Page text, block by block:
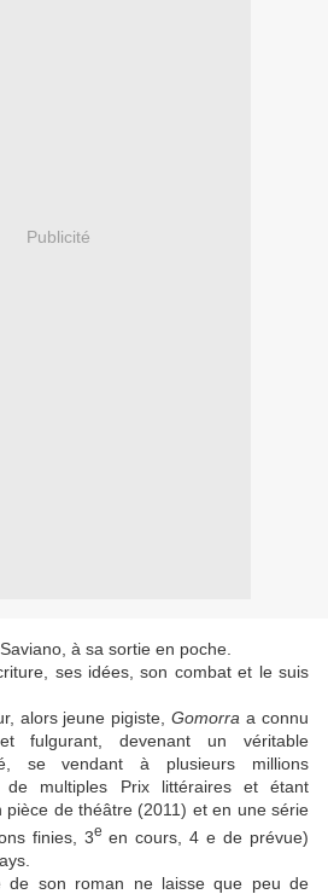
Publicité
à sa sortie en poche.
ses idées, son combat et le suis
alors jeune pigiste,Gomorra a connu
fulgurant, devenant un véritable
se vendant à plusieurs millions
de multiples Prix littéraires et étant
de théâtre (2011) et en une série
finies, 3e en cours, 4 e de prévue)
de son roman ne laisse que peu de